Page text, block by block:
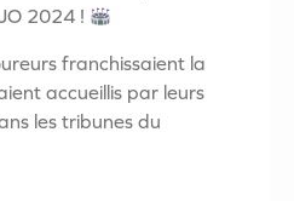
2024 !
franchissaient la
accueillis par leurs
les tribunes du